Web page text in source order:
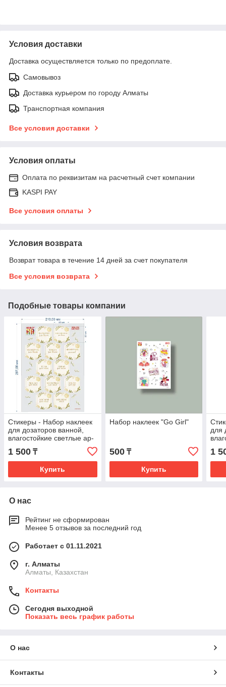
Условия доставки
Доставка осуществляется только по предоплате.
Самовывоз
Доставка курьером по городу Алматы
Транспортная компания
Все условия доставки
Условия оплаты
Оплата по реквизитам на расчетный счет компании
KASPI PAY
Все условия оплаты
Условия возврата
Возврат товара в течение 14 дней за счет покупателя
Все условия возврата
Подобные товары компании
Стикеры - Набор наклеек
для дозаторов ванной,
влагостойкие светлые ар-
1 500 ₸
Купить
Набор наклеек "Go Girl"
500₸
Купить
для
1
О нас
Рейтинг не сформирован
Менее 5 отзывов за последний год
Работает с 01.11.2021
г. Алматы
Алматы, Казахстан
Контакты
Сегодня выходной
Показать весь график работы
О нас
Контакты